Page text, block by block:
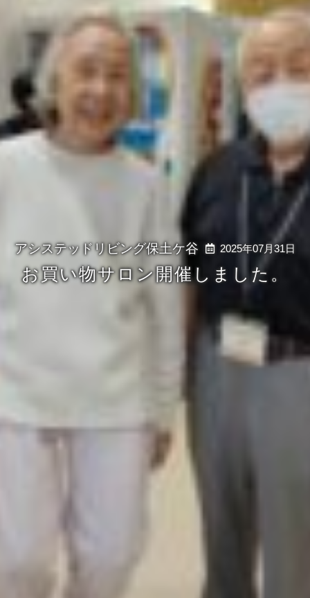
2025年07月31日
お買い物サロン開催しました。